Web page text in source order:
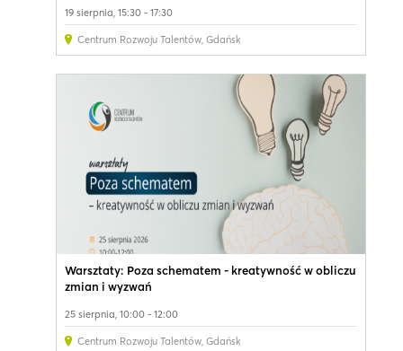
19 sierpnia, 15:30 - 17:30
Centrum Rozwoju Talentów, Gdańsk
Warsztaty: Poza schematem - kreatywność w obliczu
zmian i wyzwań
25 sierpnia, 10:00 - 12:00
Centrum Rozwoju Talentów, Gdańsk